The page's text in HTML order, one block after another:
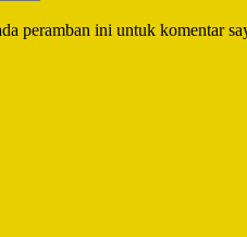
peramban ini untuk komentar